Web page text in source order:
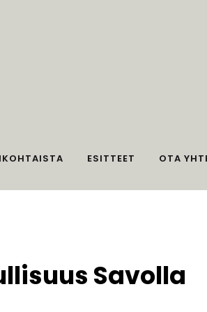
ESITTEET OTA
Savolla